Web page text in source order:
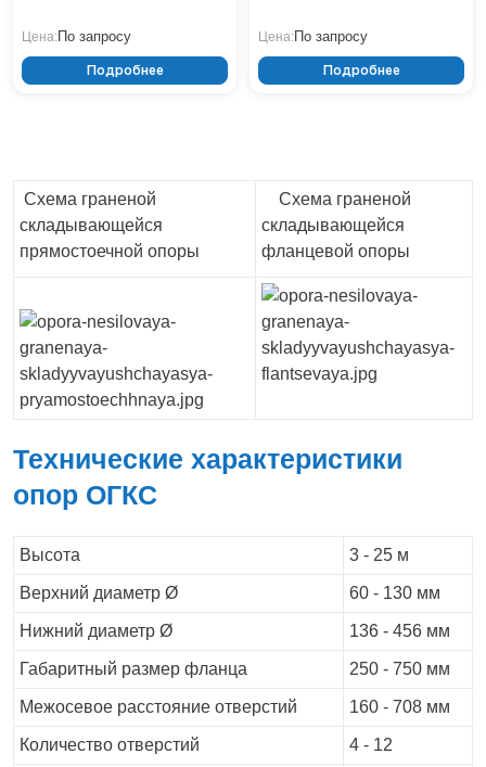
Цена:По запросу
Подробнее
Цена:По запросу
Подробнее
Схема граненой
складывающейся
прямостоечной опоры
Схема граненой
складывающейся
фланцевой опоры
Технические характеристики
опор ОГКС
Высота 3 - 25 м
Верхний диаметр Ø 60 - 130 мм
Нижний диаметр Ø 136 - 456 мм
Габаритный размер фланца 250 - 750 мм
Межосевое расстояние отверстий 160 - 708 мм
Количество отверстий 4 - 12